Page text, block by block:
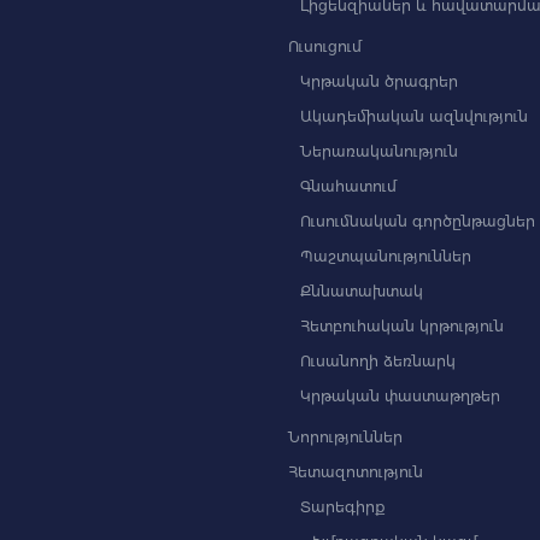
Լիցենզիաներ և
Ուսուցում
Կրթական ծրագրեր
Ակադեմիական ազնվություն
Ներառականություն
Գնահատում
Ուսումնական գործընթացներ
Պաշտպանություններ
Քննատախտակ
Հետբուհական կրթություն
Ուսանողի ձեռնարկ
Կրթական փաստաթղթեր
Նորություններ
Հետազոտություն
Տարեգիրք